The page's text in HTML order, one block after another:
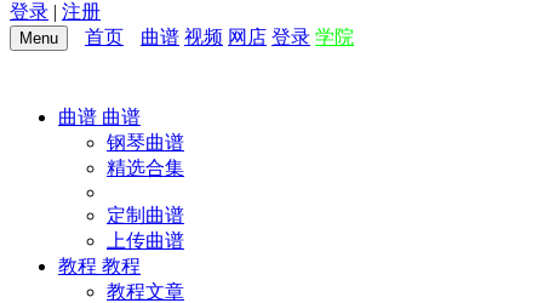
登录 | 注册
Menu 首页 曲谱 视频 网店 登录 学院
曲谱 曲谱
钢琴曲谱
精选合集
定制曲谱
上传曲谱
教程 教程
教程文章